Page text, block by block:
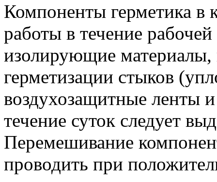
Компоненты герметика в
работы в течение
изолирующие
герметизации стыков
воздухозащитные ленты
течение суток следует
Перемешивание
проводить при